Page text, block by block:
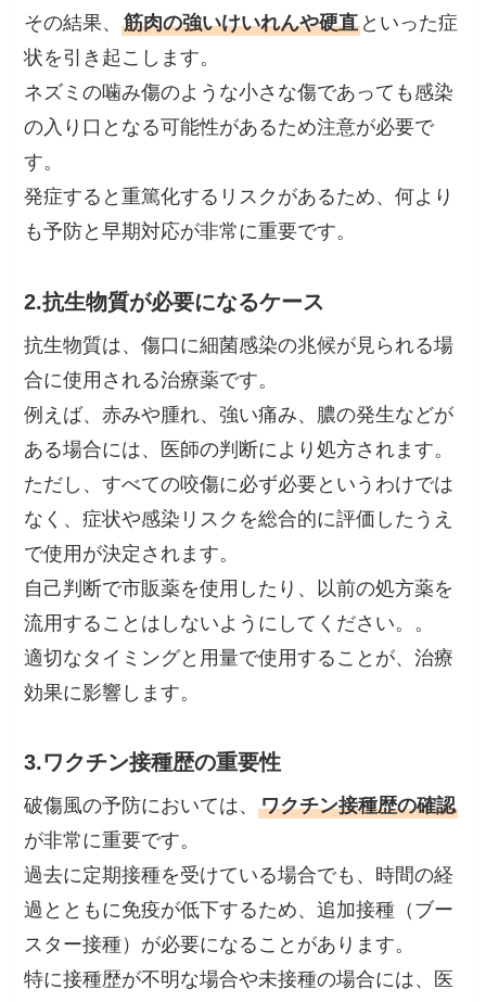
その結果、筋肉の強いけいれんや硬直 といった症
状を引き起こします。
ネズミの噛み傷のような小さな傷であっても感染
の入り口となる可能性があるため注意が必要で
す。
発症すると重篤化するリスクがあるため、何より
も予防と早期対応が非常に重要です。
2.抗生物質が必要になるケース
抗生物質は、傷口に細菌感染の兆候が見られる場
合に使用される治療薬です。
例えば、赤みや腫れ、強い痛み、膿の発生などが
ある場合には、医師の判断により処方されます。
ただし、すべての咬傷に必ず必要というわけでは
なく、症状や感染リスクを総合的に評価したうえ
で使用が決定されます。
自己判断で市販薬を使用したり、以前の処方薬を
流用することはしないようにしてください。。
適切なタイミングと用量で使用することが、治療
効果に影響します。
3.ワクチン接種歴の重要性
破傷風の予防においては、ワクチン接種歴の確認
が非常に重要です。
過去に定期接種を受けている場合でも、時間の経
過とともに免疫が低下するため、追加接種（ブー
スター接種）が必要になることがあります。
特に接種歴が不明な場合や未接種の場合には、医